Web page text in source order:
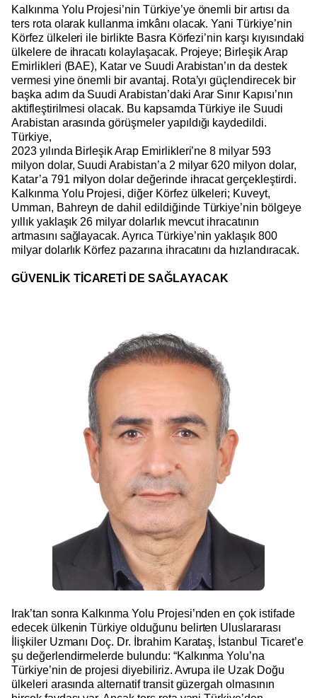
Kalkınma Yolu Projesi’nin Türkiye’ye önemli bir artısı da
ters rota olarak kullanma imkânı olacak. Yani Türkiye’nin
Körfez ülkeleri ile birlikte Basra Körfezi’nin karşı kıyısındaki
ülkelere de ihracatı kolaylaşacak. Projeye; Birleşik Arap
Emirlikleri (BAE), Katar ve Suudi Arabistan’ın da destek
vermesi yine önemli bir avantaj. Rota’yı güçlendirecek bir
başka adım da Suudi Arabistan’daki Arar Sınır Kapısı’nın
aktifleştirilmesi olacak. Bu kapsamda Türkiye ile Suudi
Arabistan arasında görüşmeler yapıldığı kaydedildi.
Türkiye,
2023 yılında Birleşik Arap Emirlikleri’ne 8 milyar 593
milyon dolar, Suudi Arabistan’a 2 milyar 620 milyon dolar,
Katar’a 791 milyon dolar değerinde ihracat gerçekleştirdi.
Kalkınma Yolu Projesi, diğer Körfez ülkeleri; Kuveyt,
Umman, Bahreyn de dahil edildiğinde Türkiye’nin bölgeye
yıllık yaklaşık 26 milyar dolarlık mevcut ihracatının
artmasını sağlayacak. Ayrıca Türkiye’nin yaklaşık 800
milyar dolarlık Körfez pazarına ihracatını da hızlandıracak.
GÜVENLİK TİCARETİ DE SAĞLAYACAK
Irak’tan sonra Kalkınma Yolu Projesi’nden en çok istifade
edecek ülkenin Türkiye olduğunu belirten Uluslararası
İlişkiler Uzmanı Doç. Dr. İbrahim Karataş, İstanbul Ticaret’e
şu değerlendirmelerde bulundu: “Kalkınma Yolu’na
Türkiye’nin de projesi diyebiliriz. Avrupa ile Uzak Doğu
ülkeleri arasında alternatif transit güzergah olmasının